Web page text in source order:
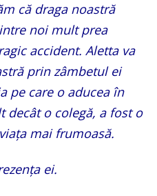
că draga noastră
noi mult prea
accident. Aletta va
prin zâmbetul ei
pe care o aducea în
decât o colegă, a fost o
mai frumoasă.
ei.